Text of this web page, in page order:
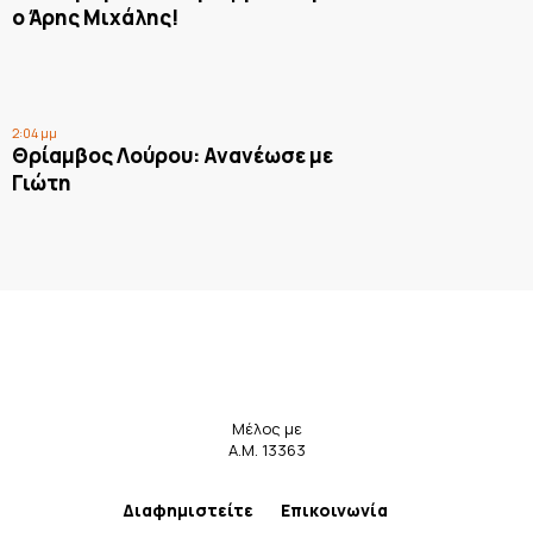
ο Άρης Μιχάλης!
2:04 μμ
Θρίαμβος Λούρου: Ανανέωσε με
Γιώτη
Μέλος με
Α.Μ. 13363
Διαφημιστείτε Επικοινωνία